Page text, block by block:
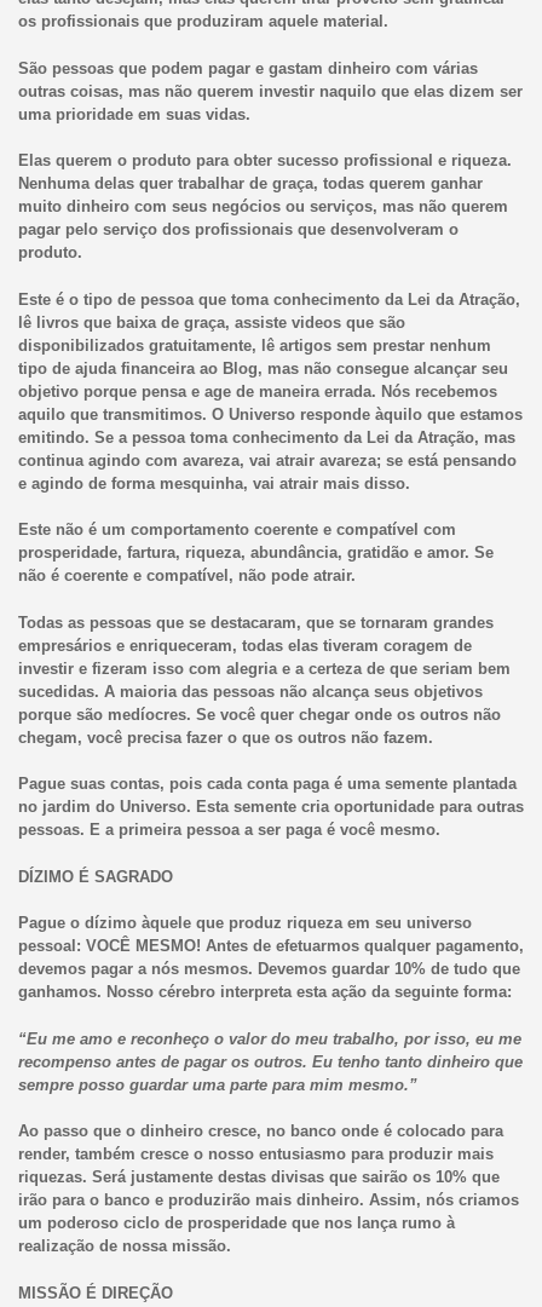
os profissionais que produziram aquele material.
São pessoas que podem pagar e gastam dinheiro com várias
outras coisas, mas não querem investir naquilo que elas dizem ser
uma prioridade em suas vidas.
Elas querem o produto para obter sucesso profissional e riqueza.
Nenhuma delas quer trabalhar de graça, todas querem ganhar
muito dinheiro com seus negócios ou serviços, mas não querem
pagar pelo serviço dos profissionais que desenvolveram o
produto.
Este é o tipo de pessoa que toma conhecimento da Lei da Atração,
lê livros que baixa de graça, assiste videos que são
disponibilizados gratuitamente, lê artigos sem prestar nenhum
tipo de ajuda financeira ao Blog, mas não consegue alcançar seu
objetivo porque pensa e age de maneira errada. Nós recebemos
aquilo que transmitimos. O Universo responde àquilo que estamos
emitindo. Se a pessoa toma conhecimento da Lei da Atração, mas
continua agindo com avareza, vai atrair avareza; se está pensando
e agindo de forma mesquinha, vai atrair mais disso.
Este não é um comportamento coerente e compatível com
prosperidade, fartura, riqueza, abundância, gratidão e amor. Se
não é coerente e compatível, não pode atrair.
Todas as pessoas que se destacaram, que se tornaram grandes
empresários e enriqueceram, todas elas tiveram coragem de
investir e fizeram isso com alegria e a certeza de que seriam bem
sucedidas. A maioria das pessoas não alcança seus objetivos
porque são medíocres. Se você quer chegar onde os outros não
chegam, você precisa fazer o que os outros não fazem.
Pague suas contas, pois cada conta paga é uma semente plantada
no jardim do Universo. Esta semente cria oportunidade para outras
pessoas. E a primeira pessoa a ser paga é você mesmo.
DÍZIMO É SAGRADO
Pague o dízimo àquele que produz riqueza em seu universo
pessoal: VOCÊ MESMO! Antes de efetuarmos qualquer pagamento,
devemos pagar a nós mesmos. Devemos guardar 10% de tudo que
ganhamos. Nosso cérebro interpreta esta ação da seguinte forma:
“Eu me amo e reconheço o valor do meu trabalho, por isso, eu me
recompenso antes de pagar os outros. Eu tenho tanto dinheiro que
sempre posso guardar uma parte para mim mesmo.”
Ao passo que o dinheiro cresce, no banco onde é colocado para
render, também cresce o nosso entusiasmo para produzir mais
riquezas. Será justamente destas divisas que sairão os 10% que
irão para o banco e produzirão mais dinheiro. Assim, nós criamos
um poderoso ciclo de prosperidade que nos lança rumo à
realização de nossa missão.
MISSÃO É DIREÇÃO